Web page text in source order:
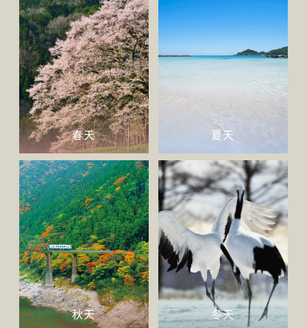
春天 夏天
秋天 冬天